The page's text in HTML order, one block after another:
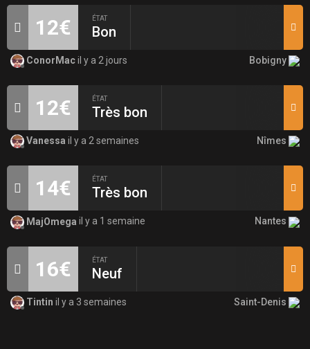
12€ ÉTAT
Bon
ConorMacil y a 2 jours Bobigny
12€ ÉTAT
Très bon
Vanessa il y a 2 semaines Nîmes
14€ ÉTAT
Très bon
MajOmega il y a 1 semaine Nantes
16€ ÉTAT
Neuf
Tintin il y a 3 semaines Saint-Denis